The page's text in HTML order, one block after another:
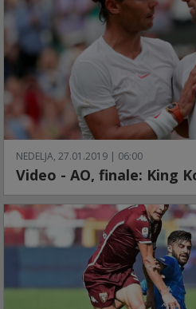
NEDELJA, 27.01.2019 | 06:00
Video - AO, finale: King